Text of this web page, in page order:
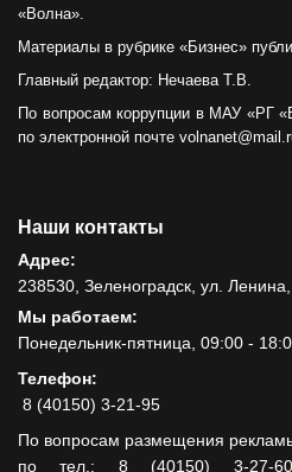
«Волна».
Материалы в рубрике «Бизнес»
Главный редактор: Нечаева Т.В.
По вопросам коррупции в МАУ «РГ
по электронной почте
Наши контакты
Адрес:
238530, Зеленоградск, ул.
Мы работаем:
Понедельник-пятница, 09:00 -
Телефон:
8 (40150) 3-21-95
По вопросам размещения
по тел.: 8 (40150) 3-27-